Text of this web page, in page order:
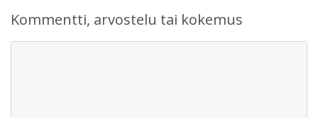
Kommentti, arvostelu tai kokemus